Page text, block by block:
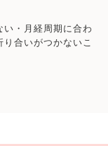
・月経周期に合わ
合いがつかないこ